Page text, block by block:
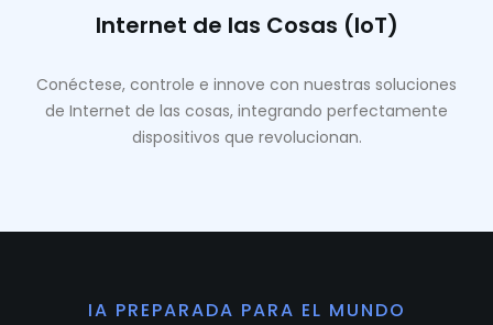
Internet de las Cosas (IoT)
Conéctese, controle e innove con nuestras soluciones
de Internet de las cosas, integrando perfectamente
dispositivos que revolucionan.
IA PREPARADA PARA EL MUNDO